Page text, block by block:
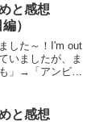
...
と感想
）
した～！I'm out
いましたが、ま
」→「アンビバ
最初にニヤケて
と感想